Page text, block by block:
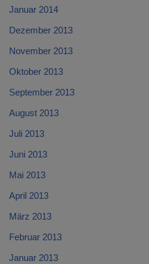
Januar 2014
Dezember 2013
November 2013
Oktober 2013
September 2013
August 2013
Juli 2013
Juni 2013
Mai 2013
April 2013
März 2013
Februar 2013
Januar 2013